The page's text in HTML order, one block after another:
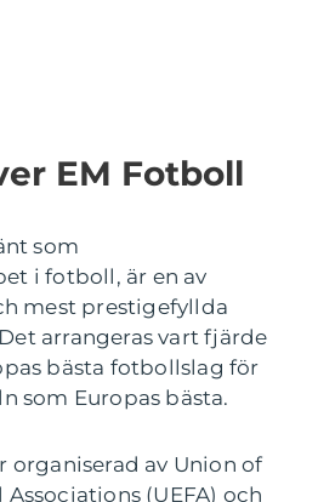
EM Fotboll
som
i fotboll, är en av
mest prestigefyllda
arrangeras vart fjärde
bästa fotbollslag för
som Europas bästa.
organiserad av Union of
(UEFA) och